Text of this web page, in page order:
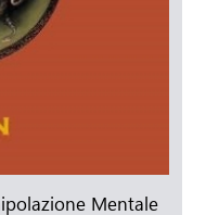
Mentale